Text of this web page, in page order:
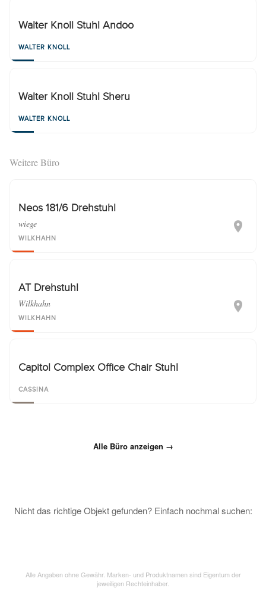
Walter Knoll Stuhl Andoo
WALTER KNOLL
Walter Knoll Stuhl Sheru
WALTER KNOLL
Weitere Büro
Neos 181/6 Drehstuhl
wiege
WILKHAHN
AT Drehstuhl
Wilkhahn
WILKHAHN
Capitol Complex Office Chair Stuhl
CASSINA
Alle Büro anzeigen →
Nicht das richtige Objekt gefunden? Einfach nochmal suchen:
Alle Angaben ohne Gewähr. Marken- und Produktnamen sind Eigentum der
jeweiligen Rechteinhaber.